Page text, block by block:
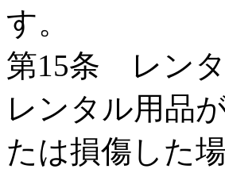
す。
第15条 レン
レンタル用品
たは損傷した